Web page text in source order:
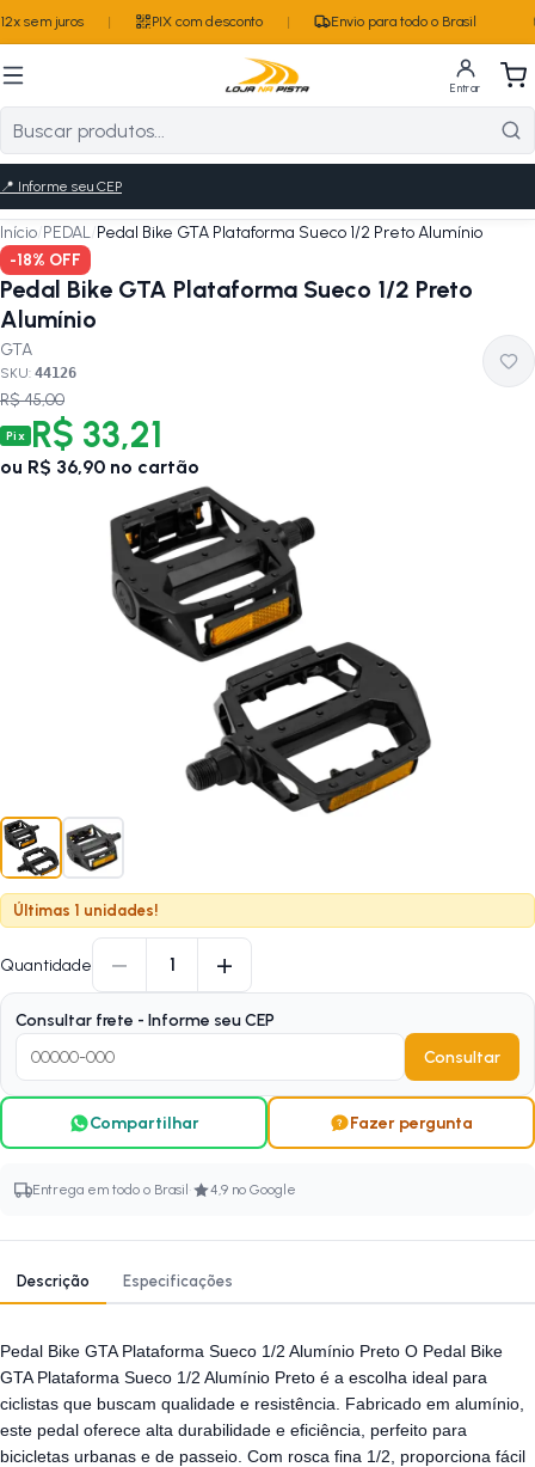
sem juros PIX com desconto Envio para todo o Brasil
Entrar
📍 Informe seu CEP
Início/PEDAL/Pedal Bike GTA Plataforma Sueco 1/2 Preto Alumínio
-18% OFF
Pedal Bike GTA Plataforma Sueco 1/2 Preto
Alumínio
GTA
SKU: 44126
R$ 45,00
Pix R$ 33,21
ou R$ 36,90 no cartão
Últimas 1 unidades!
Quantidade − 1 +
Consultar frete - Informe seu CEP
Consultar
Compartilhar Fazer pergunta
Entrega em todo o Brasil · 4,9 no Google
Descrição Especificações
Pedal Bike GTA Plataforma Sueco 1/2 Alumínio Preto O Pedal Bike
GTA Plataforma Sueco 1/2 Alumínio Preto é a escolha ideal para
ciclistas que buscam qualidade e resistência. Fabricado em alumínio,
este pedal oferece alta durabilidade e eficiência, perfeito para
bicicletas urbanas e de passeio. Com rosca fina 1/2, proporciona fácil